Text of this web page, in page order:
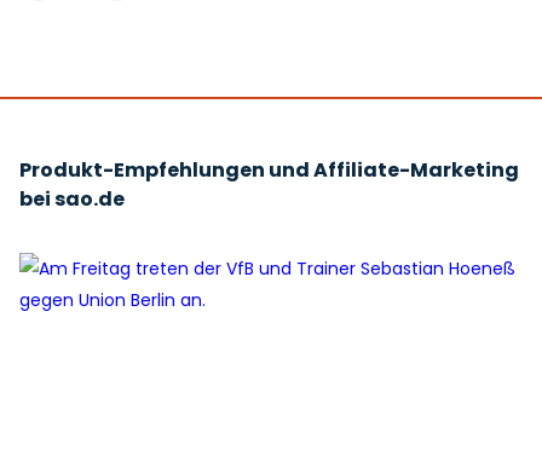
Produkt-Empfehlungen und Affiliate-Marketing
bei sao.de